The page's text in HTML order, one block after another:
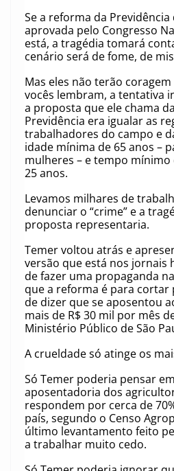
Se a reforma da
aprovada pelo Congresso
está, a tragédia tomará
cenário será de fome, de
Mas eles não terão
vocês lembram, a tentativa
a proposta que ele chama
Previdência era igualar as
trabalhadores do campo e
idade mínima de 65 anos –
mulheres – e tempo
25 anos.
Levamos milhares de
denunciar o “crime” e a
proposta representaria.
Temer voltou atrás e
versão que está nos jornais
de fazer uma propaganda
que a reforma é para cortar
de dizer que se aposentou
mais de R$ 30 mil por mês
Ministério Público de São
A crueldade só atinge os
Só Temer poderia pensar
aposentadoria dos
respondem por cerca de
país, segundo o Censo
último levantamento feito
a trabalhar muito cedo.